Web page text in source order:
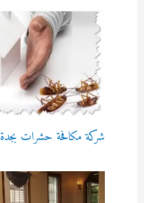
شركة مكافحة حشرات بجدة